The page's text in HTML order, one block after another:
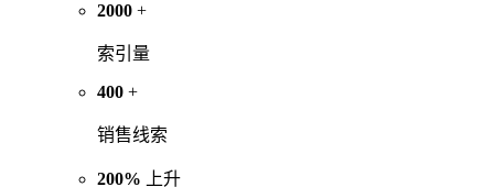
2000 +
索引量
400 +
销售线索
200% 上升